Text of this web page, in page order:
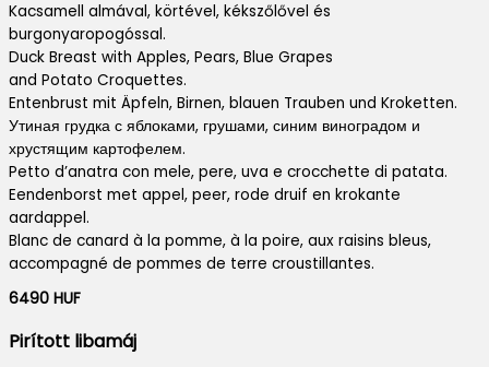
Kacsamell almával, körtével, kékszőlővel és
burgonyaropogóssal.
Duck Breast with Apples, Pears, Blue Grapes
and Potato Croquettes.
Entenbrust mit Äpfeln, Birnen, blauen Trauben und Kroketten.
Утиная грудка с яблоками, грушами, синим виноградом и
хрустящим картофелем.
Petto d’anatra con mele, pere, uva e crocchette di patata.
Eendenborst met appel, peer, rode druif en krokante
aardappel.
Blanc de canard à la pomme, à la poire, aux raisins bleus,
accompagné de pommes de terre croustillantes.
6490 HUF
Pirított libamáj